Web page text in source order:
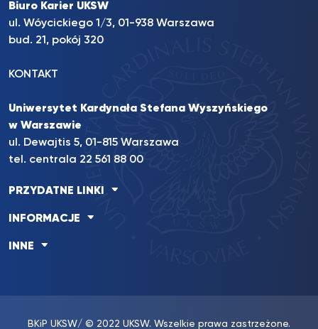
Biuro Karier UKSW
ul. Wóycickiego 1/3, 01-938 Warszawa
bud. 21, pokój 320
KONTAKT
Uniwersytet Kardynała Stefana Wyszyńskiego
w Warszawie
ul. Dewajtis 5, 01-815 Warszawa
tel. centrala 22 561 88 00
PRZYDATNE LINKI
INFORMACJE
INNE
BKiP UKSW/ © 2022 UKSW. Wszelkie prawa zastrzeżone.